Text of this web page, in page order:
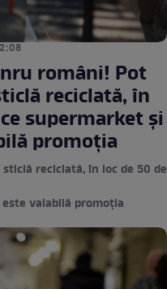
români! Pot
reciclată, în
supermarket și
promoția
reciclată, în loc de 50 de
valabilă promoția